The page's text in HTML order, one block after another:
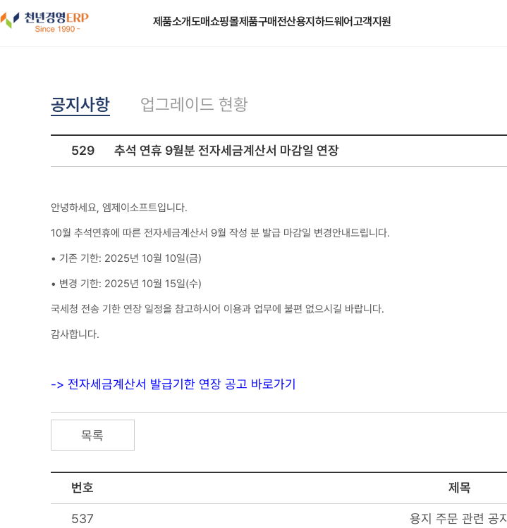
제품소개도매쇼핑몰제품구매전산용지하드웨어고객지원
공지사항 업그레이드 현황
529 추석 연휴 9월분 전자세금계산서 마감일 연장
안녕하세요, 엠제이소프트입니다.
10월 추석연휴에 따른 전자세금계산서 9월 작성 분 발급 마감일 변경안내드립니다.
• 기존 기한: 2025년 10월 10일(금)
• 변경 기한: 2025년 10월 15일(수)
국세청 전송 기한 연장 일정을 참고하시어 이용과 업무에 불편 없으시길 바랍니다.
감사합니다.
-> 전자세금계산서 발급기한 연장 공고 바로가기
목록
번호 제목
537 용지 주문 관련 공지